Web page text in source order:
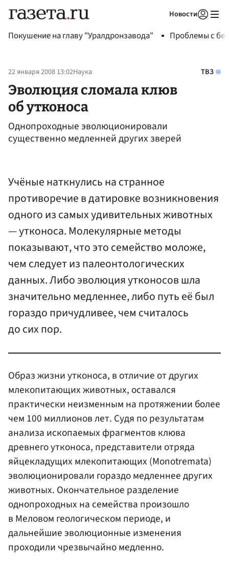
Новости
Покушение на главу "Уралдронзавода" Проблемы с
22 января 2008 13:02Наука ТВЗ
Эволюция сломала клюв
об утконоса
Однопроходные эволюционировали
существенно медленней других зверей
Учёные наткнулись на странное
противоречие в датировке возникновения
одного из самых удивительных животных
— утконоса. Молекулярные методы
показывают, что это семейство моложе,
чем следует из палеонтологических
данных. Либо эволюция утконосов шла
значительно медленнее, либо путь её был
гораздо причудливее, чем считалось
до сих пор.
Образ жизни утконоса, в отличие от других
млекопитающих животных, оставался
практически неизменным на протяжении более
чем 100 миллионов лет. Судя по результатам
анализа ископаемых фрагментов клюва
древнего утконоса, представители отряда
яйцекладущих млекопитающих (Monotremata)
эволюционировали гораздо медленнее других
животных. Окончательное разделение
однопроходных на семейства произошло
в Меловом геологическом периоде, и
дальнейшие эволюционные изменения
проходили чрезвычайно медленно.